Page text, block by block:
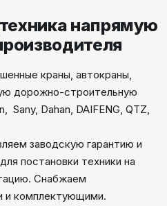
напрямую
краны, автокраны,
дорожно-строительную
Sany, Dahan, DAIFENG, QTZ,
заводскую гарантию и
постановки техники на
Снабжаем
и комплектующими.